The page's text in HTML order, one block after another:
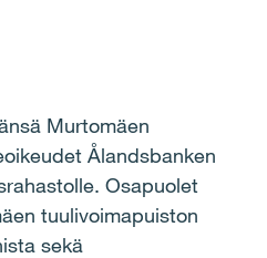
Murtomäen
Ålandsbanken
Osapuolet
tuulivoimapuiston
sekä